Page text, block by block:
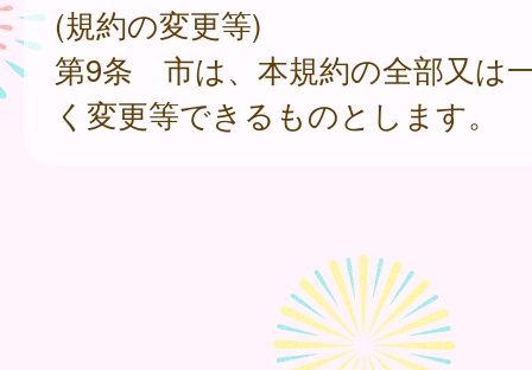
(規約の変更等)
第9条 市は、本規約の全部又は
く変更等できるものとします。